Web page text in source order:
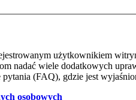
użytkownikiem
nadać wiele dodatkowych
pytania (FAQ), gdzie jest
osobowych